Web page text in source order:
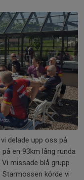
delade upp oss på
en 93km lång runda
missade blå grupp
Starmossen körde vi